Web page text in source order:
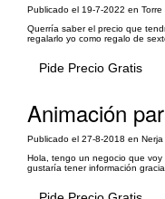
Publicado el 19-7-2022 en Torre
Querría saber el precio que
regalarlo yo como regalo de
Pide Precio Gratis
Animación
Publicado el 27-8-2018 en Nerja
Hola, tengo un negocio que
gustaría tener información